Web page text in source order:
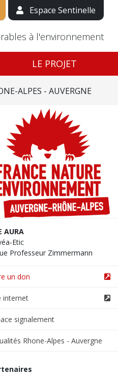
Espace Sentinelle
à l'environnement
LE PROJET
ALPES - AUVERGNE
AURA
Etic
Professeur Zimmermann
un don
internet
signalement
Rhone-Alpes - Auvergne